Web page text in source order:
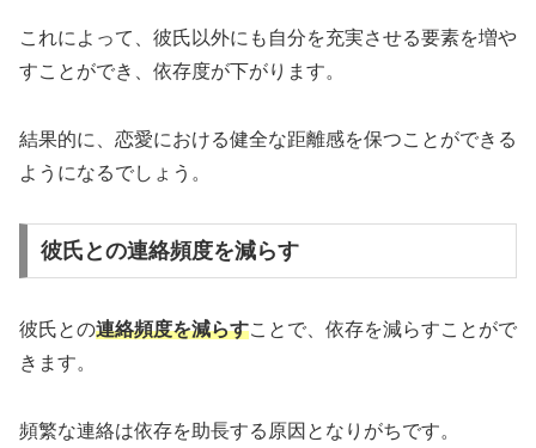
これによって、彼氏以外にも自分を充実させる要素を増や
すことができ、依存度が下がります。
結果的に、恋愛における健全な距離感を保つことができる
ようになるでしょう。
彼氏との連絡頻度を減らす
彼氏との連絡頻度を減らすことで、依存を減らすことがで
きます。
頻繁な連絡は依存を助長する原因となりがちです。